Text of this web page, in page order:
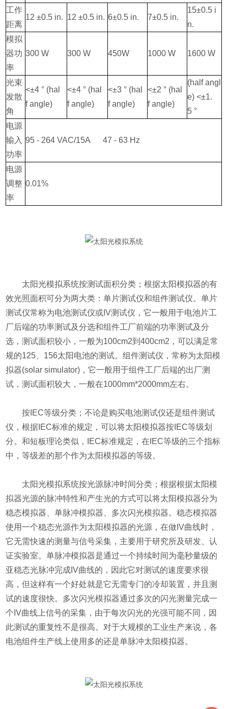
工作
距离
12 ±0.5 in. 12 ±0.5 in. 6±0.5 in. 7±0.5 in.
15±0.5 i
n.
模拟
器功
率
300 W 300 W 450W 1000 W 1600 W
光束
发散
角
<±4 ° (hal
f angle)
<±4 ° (hal
f angle)
<±3 ° (hal
f angle)
<±2 ° (hal
f angle)
(half angl
e) <±1.
5 °
电源
输入
功率
95 - 264 VAC/15A 47 - 63 Hz
电源
调整
率
0.01%
太阳光模拟系统按测试面积分类；根据太阳模拟器的有
效光照面积可分为两大类：单片测试仪和组件测试仪。单片
测试仪常称为电池测试仪或IV测试仪，它一般用于电池片工
厂后端的功率测试及分选和组件工厂前端的功率测试及分
选，测试面积较小，一般为100cm2到400cm2，可以满足常
规的125、156太阳电池的测试。组件测试仪，常称为太阳模
拟器(solar simulator)，它一般用于组件工厂后端的出厂测
试，测试面积较大，一般在1000mm*2000mm左右。
按IEC等级分类；不论是购买电池测试仪还是组件测试
仪，根据IEC标准的规定，可以将太阳模拟器按IEC等级划
分。和短板理论类似，IEC标准规定，在IEC等级的三个指标
中，等级差的那个作为太阳模拟器的等级。
太阳光模拟系统按光源脉冲时间分类；根据根据太阳模
拟器光源的脉冲特性和产生光的方式可以将太阳模拟器分为
稳态模拟器、单脉冲模拟器、多次闪光模拟器。稳态模拟器
使用一个稳态光源作为太阳模拟器的光源，在做IV曲线时，
它无需快速的测量与信号采集，主要用于研究所及研发、认
证实验室。单脉冲模拟器是通过一个持续时间为毫秒量级的
亚稳态光脉冲完成IV曲线的，因此它对测试的速度要求很
高，但这样有一个好处就是它无需专门的冷却装置，并且测
试的速度很快。多次闪光模拟器通过多次的闪光测量完成一
个IV曲线上信号的采集，由于每次闪光的光强可能不同，因
此测试的重复性不是很高。对于大规模的工业生产来说，各
电池组件生产线上使用多的还是单脉冲太阳模拟器。